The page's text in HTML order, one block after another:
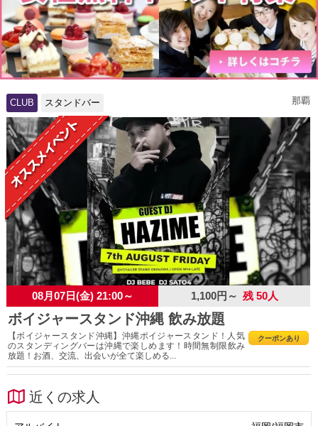
CLUB スタンドバー 那覇
08月07日(金) 21:00～ 1,100円～ 残 50人
ボイジャースタンド沖縄 飲み放題
クーポンあり
【ボイジャースタンド沖縄】沖縄ボイジャースタンド！人気
のスタンディングバーは沖縄で楽しめます！時間無制限飲み
放題！お酒、交流、出会いが全て楽しめる...
近くの求人